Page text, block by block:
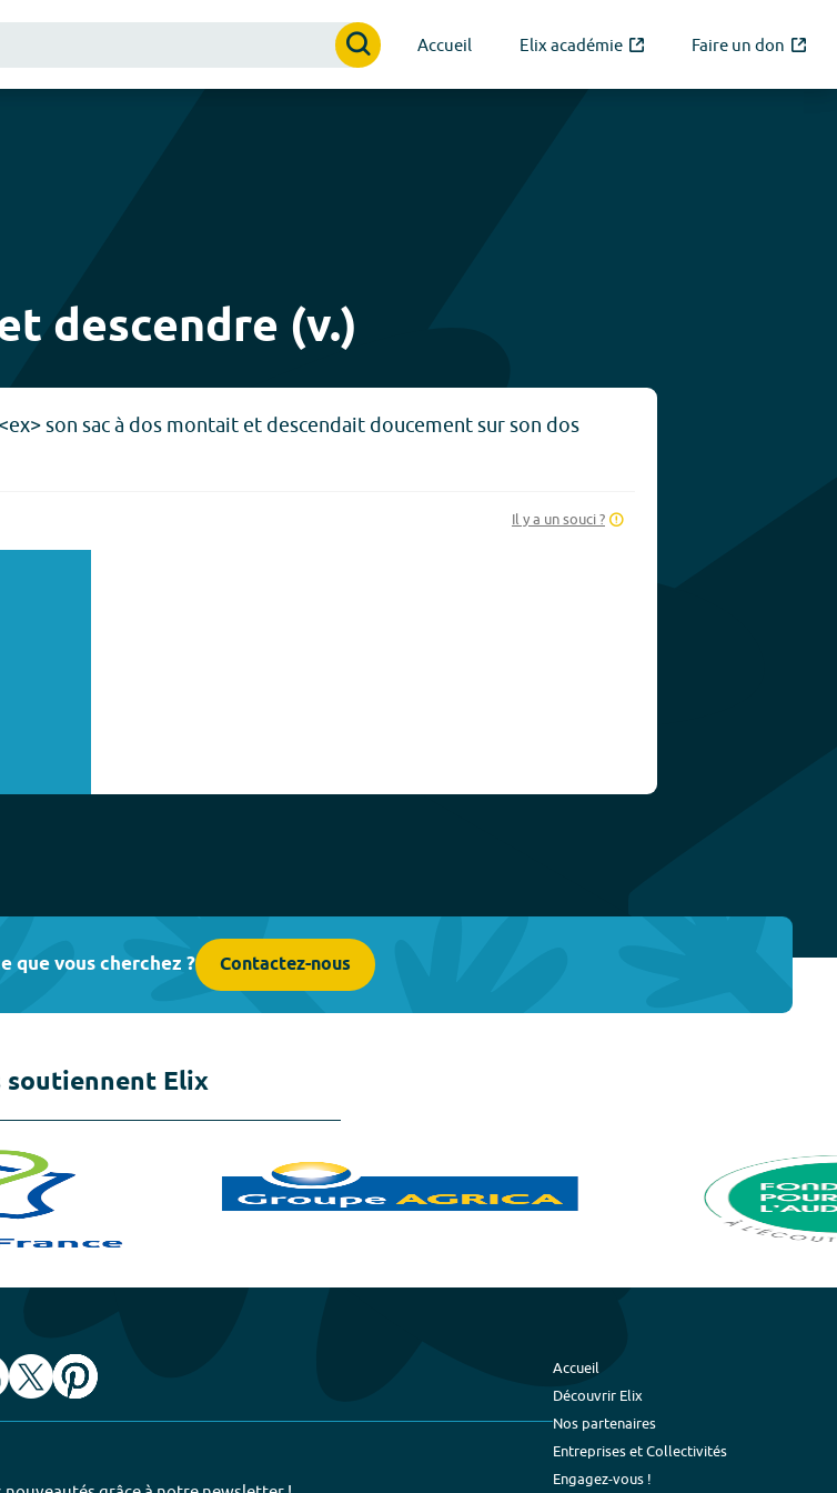
Accueil Elix académie Faire un don
descendre (v.)
son sac à dos montait et descendait doucement sur son dos
Il y a un souci ?
que vous cherchez ? Contactez-nous
soutiennent Elix
Accueil
Découvrir Elix
Nos partenaires
Entreprises et Collectivités
Engagez-vous !